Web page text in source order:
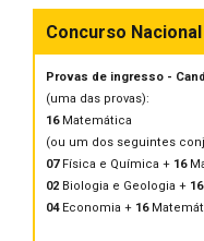
Concurso
Provas de ingresso -
(uma das provas):
16Matemática
(ou um dos seguintes
07Física e Química + 16
02 Biologia e Geologia + 16
04Economia + 16